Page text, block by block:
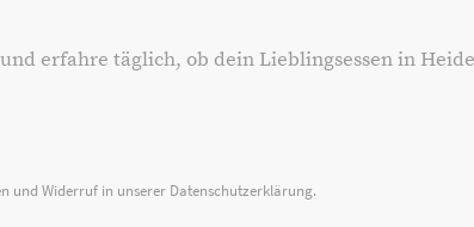
erfahre täglich, ob dein Lieblingsessen in
und Widerruf in unserer Datenschutzerklärung.